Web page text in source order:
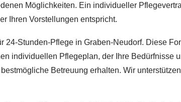
Möglichkeiten. Ein individueller
Ihren Vorstellungen entspricht.
24-Stunden-Pflege in Graben-Neudorf. Diese
individuellen Pflegeplan, der Ihre
Betreuung erhalten. Wir